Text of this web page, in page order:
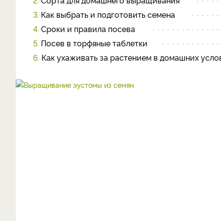
3. Как выбрать и подготовить семена
4. Сроки и правила посева
5. Посев в торфяные таблетки
6. Как ухаживать за растением в домашних